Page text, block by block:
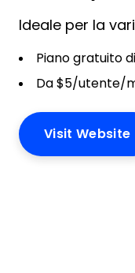
Ideale per la
Piano gratuito
Da $5/utente/
Visit Website